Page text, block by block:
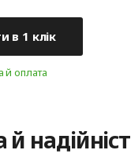
в 1 клік
й оплата
й